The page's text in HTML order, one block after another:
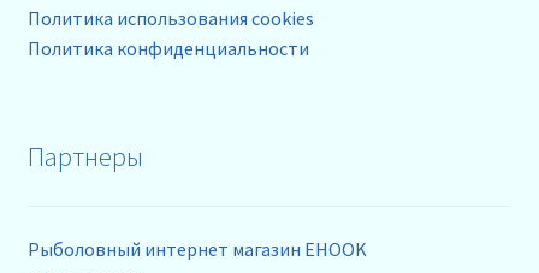
Политика использования cookies
Политика конфиденциальности
Партнеры
Рыболовный интернет магазин EHOOK